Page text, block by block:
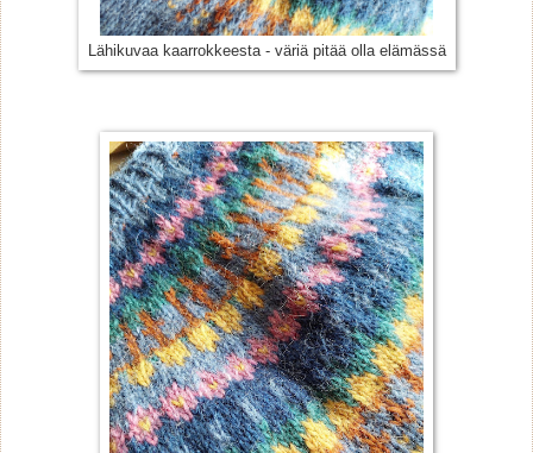
Lähikuvaa kaarrokkeesta - väriä pitää olla elämässä